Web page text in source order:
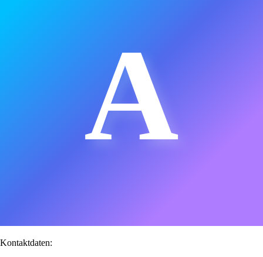
A
Kontaktdaten: